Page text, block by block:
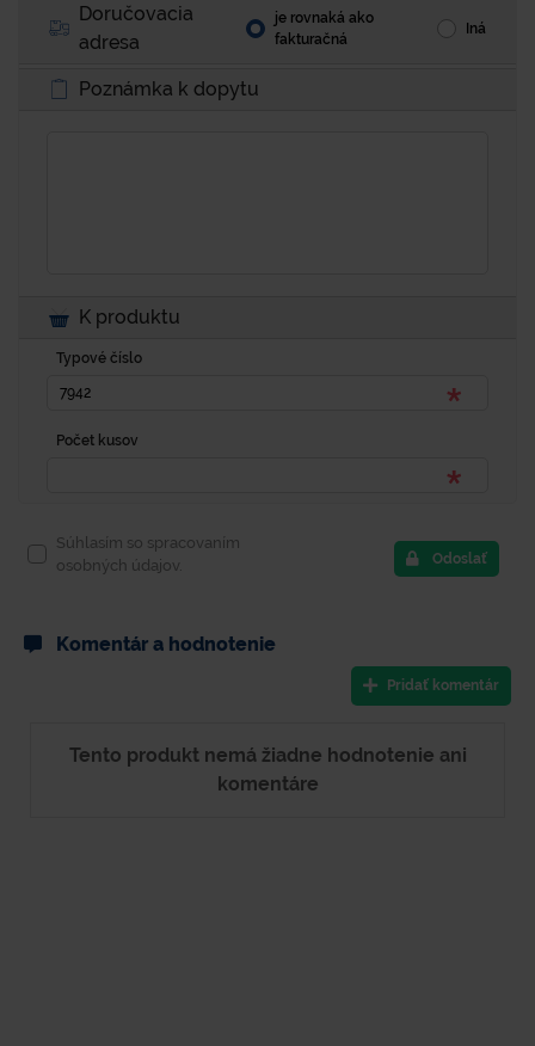
Doručovacia
adresa
je rovnaká ako
fakturačná
Iná
Poznámka k dopytu
K produktu
Typové číslo
Počet kusov
Súhlasím so spracovaním
osobných údajov.
Odoslať
Komentár a hodnotenie
Pridať komentár
Tento produkt nemá žiadne hodnotenie ani
komentáre